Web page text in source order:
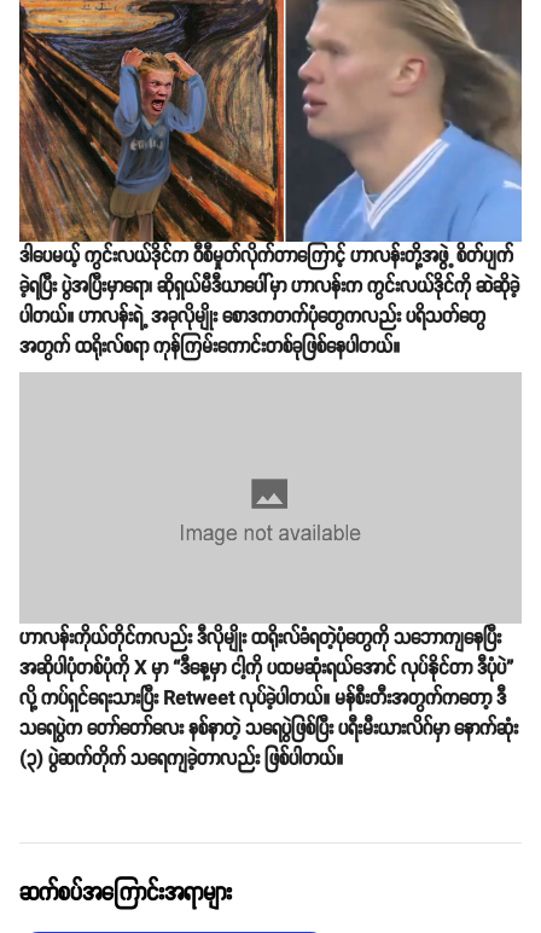
ဒါပေမယ့် ကွင်းလယ်ဒိုင်က ဝီစီမှုတ်လိုက်တာကြောင့် ဟာလန်းတို့အဖွဲ့ စိတ်ပျက်
ခဲ့ရပြီး ပွဲအပြီးမှာရော၊ ဆိုရှယ်မီဒီယာပေါ်မှာ ဟာလန်းက ကွင်းလယ်ဒိုင်ကို ဆဲဆိုခဲ့
ပါတယ်။ ဟာလန်းရဲ့ အခုလိုမျိုး စောဒကတက်ပုံတွေကလည်း ပရိသတ်တွေ
အတွက် ထရိုးလ်စရာ ကုန်ကြမ်းကောင်းတစ်ခုဖြစ်နေပါတယ်။
ဟာလန်းကိုယ်တိုင်ကလည်း ဒီလိုမျိုး ထရိုးလ်ခံရတဲ့ပုံတွေကို သဘောကျနေပြီး
အဆိုပါပုံတစ်ပုံကို X မှာ “ဒီနေ့မှာ ငါ့ကို ပထမဆုံးရယ်အောင် လုပ်နိုင်တာ ဒီပုံပဲ”
လို့ ကပ်ရှင်ရေးသားပြီး Retweet လုပ်ခဲ့ပါတယ်။ မန်စီးတီးအတွက်ကတော့ ဒီ
သရေပွဲက တော်တော်လေး နစ်နာတဲ့ သရေပွဲဖြစ်ပြီး ပရီးမီးယားလိဂ်မှာ နောက်ဆုံး
(၃) ပွဲဆက်တိုက် သရေကျခဲ့တာလည်း ဖြစ်ပါတယ်။
ဆက်စပ်အကြောင်းအရာများ